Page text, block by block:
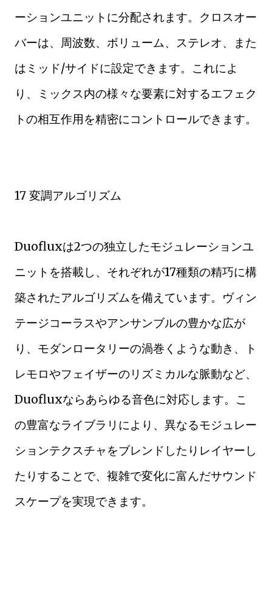
ーションユニットに分配されます。クロスオー
バーは、周波数、ボリューム、ステレオ、また
はミッド/サイドに設定できます。これによ
り、ミックス内の様々な要素に対するエフェク
トの相互作用を精密にコントロールできます。
17 変調アルゴリズム
Duofluxは2つの独立したモジュレーションユ
ニットを搭載し、それぞれが17種類の精巧に構
築されたアルゴリズムを備えています。ヴィン
テージコーラスやアンサンブルの豊かな広が
り、モダンロータリーの渦巻くような動き、ト
レモロやフェイザーのリズミカルな脈動など、
Duofluxならあらゆる音色に対応します。こ
の豊富なライブラリにより、異なるモジュレー
ションテクスチャをブレンドしたりレイヤーし
たりすることで、複雑で変化に富んだサウンド
スケープを実現できます。